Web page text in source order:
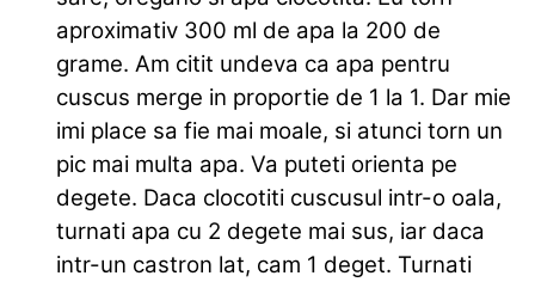
aproximativ 300 ml de apa la 200 de
grame. Am citit undeva ca apa pentru
cuscus merge in proportie de 1 la 1. Dar mie
imi place sa fie mai moale, si atunci torn un
pic mai multa apa. Va puteti orienta pe
degete. Daca clocotiti cuscusul intr-o oala,
turnati apa cu 2 degete mai sus, iar daca
intr-un castron lat, cam 1 deget. Turnati